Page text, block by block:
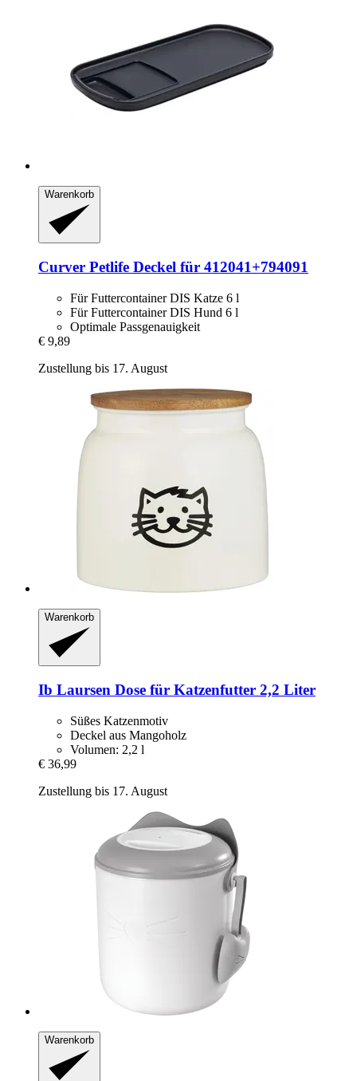
Warenkorb
Curver Petlife Deckel für 412041+794091
Für Futtercontainer DIS Katze 6 l
Für Futtercontainer DIS Hund 6 l
Optimale Passgenauigkeit
€ 9,89
Zustellung bis 17. August
Warenkorb
Ib Laursen Dose für Katzenfutter 2,2 Liter
Süßes Katzenmotiv
Deckel aus Mangoholz
Volumen: 2,2 l
€ 36,99
Zustellung bis 17. August
Warenkorb